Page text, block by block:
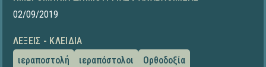
02/09/2019
ΛΈΞΕΙΣ - ΚΛΕΙΔΙΆ
ιεραποστολή
ιεραπόστολοι
Ορθοδοξία